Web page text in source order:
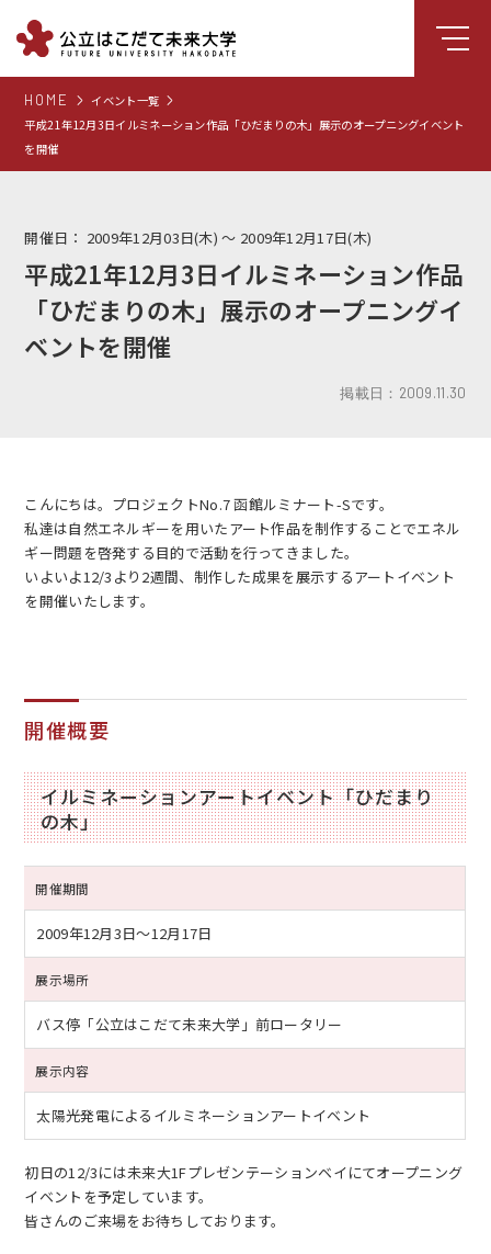
コンセプト動画
大学について
学部
就職支援
学生生活
研究・学外連携
HOME
イベント一覧
平成21年12月3日イルミネーション作品「ひだまりの木」展示のオープニングイベント
を開催
開催日： 2009年12月03日(木) 〜 2009年12月17日(木)
平成21年12月3日イルミネーション作品
「ひだまりの木」展示のオープニングイ
ベントを開催
掲載日：2009.11.30
こんにちは。プロジェクトNo.7 函館ルミナート-Sです。
私達は自然エネルギーを用いたアート作品を制作することでエネル
ギー問題を啓発する目的で活動を行ってきました。
いよいよ12/3より2週間、制作した成果を展示するアートイベント
を開催いたします。
開催概要
イルミネーションアートイベント「ひだまり
の木」
開催期間
2009年12月3日〜12月17日
展示場所
バス停「公立はこだて未来大学」前ロータリー
展示内容
太陽光発電によるイルミネーションアートイベント
初日の12/3には未来大1Fプレゼンテーションベイにてオープニング
イベントを予定しています。
皆さんのご来場をお待ちしております。